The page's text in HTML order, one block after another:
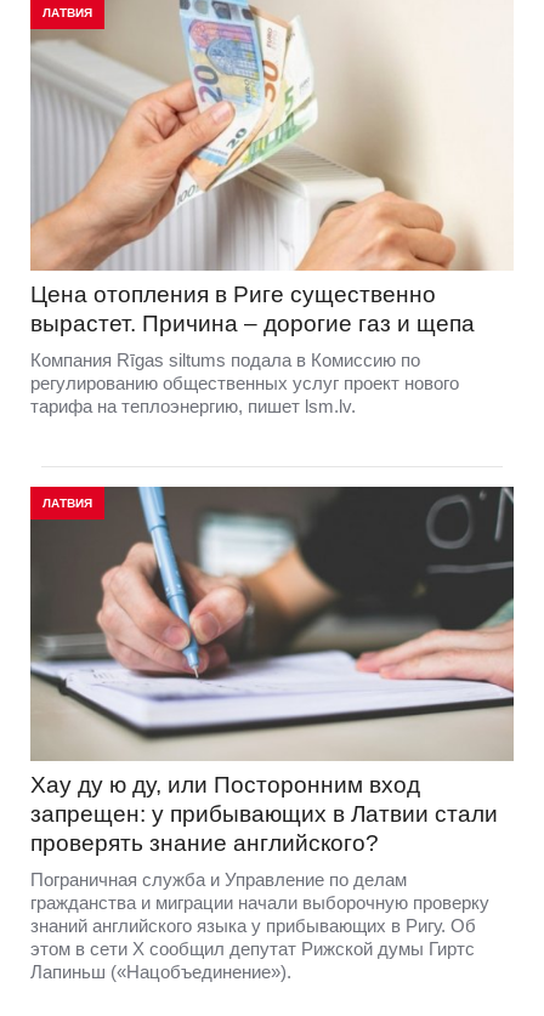
ЛАТВИЯ
Цена отопления в Риге существенно
вырастет. Причина – дорогие газ и щепа
Компания Rīgas siltums подала в Комиссию по
регулированию общественных услуг проект нового
тарифа на теплоэнергию, пишет lsm.lv.
ЛАТВИЯ
Хау ду ю ду, или Посторонним вход
запрещен: у прибывающих в Латвии стали
проверять знание английского?
Пограничная служба и Управление по делам
гражданства и миграции начали выборочную проверку
знаний английского языка у прибывающих в Ригу. Об
этом в сети Х сообщил депутат Рижской думы Гиртс
Лапиньш («Нацобъединение»).